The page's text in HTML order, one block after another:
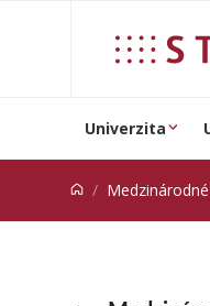
Univerzita